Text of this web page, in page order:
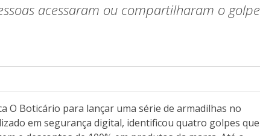
acessaram ou compartilharam o golpe
O Boticário para lançar uma série de armadilhas no
em segurança digital, identificou quatro golpes que